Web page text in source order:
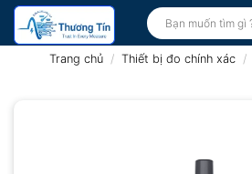
Bỏ
qua
Tìm
kiếm:
Trang chủ / Thiết bị đo chính xác /